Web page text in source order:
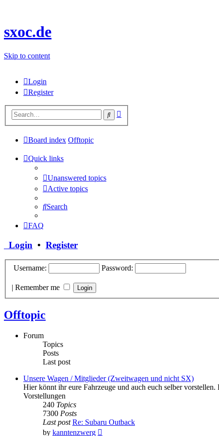
sxoc.de
Skip to content
Login
Register
Search
Board index Offtopic
Quick links
Unanswered topics
Active topics
Search
FAQ
Login • Register
Username: Password:
| Remember me
Offtopic
Forum
Topics
Posts
Last post
Unsere Wagen / Mitglieder (Zweitwagen und nicht SX)
Hier könnt ihr eure Fahrzeuge und auch euch selber
Vorstellungen
240 Topics
7300 Posts
Last post Re: Subaru Outback
by kanntenzwerg